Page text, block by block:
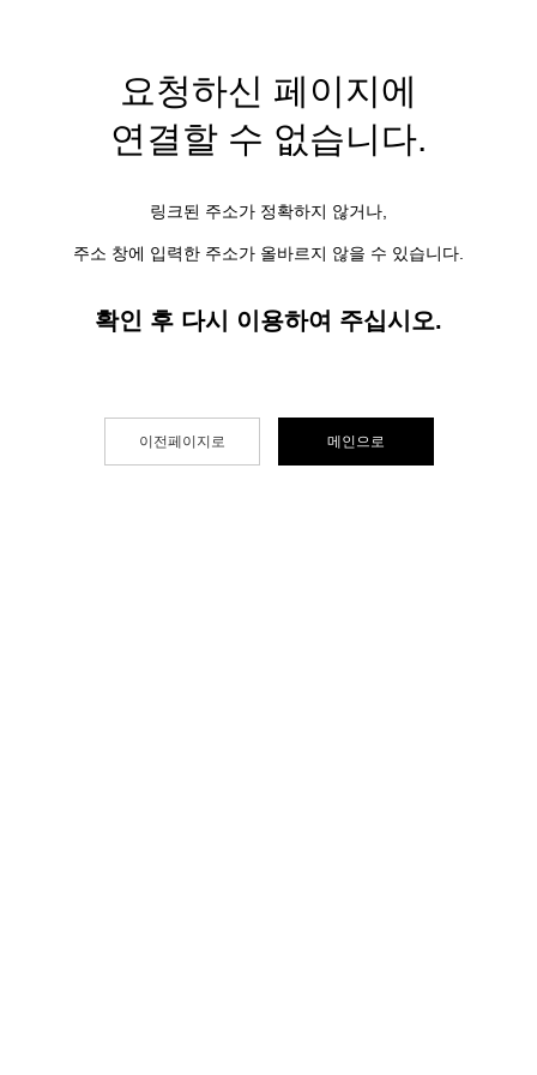
요청하신 페이지에
연결할 수 없습니다.
링크된 주소가 정확하지 않거나,
주소 창에 입력한 주소가 올바르지 않을 수 있습니다.
확인 후 다시 이용하여 주십시오.
이전페이지로 메인으로